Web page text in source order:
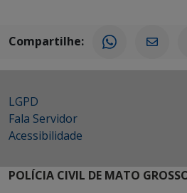
Compartilhe:
LGPD
Fala Servidor
Acessibilidade
POLÍCIA CIVIL DE MATO